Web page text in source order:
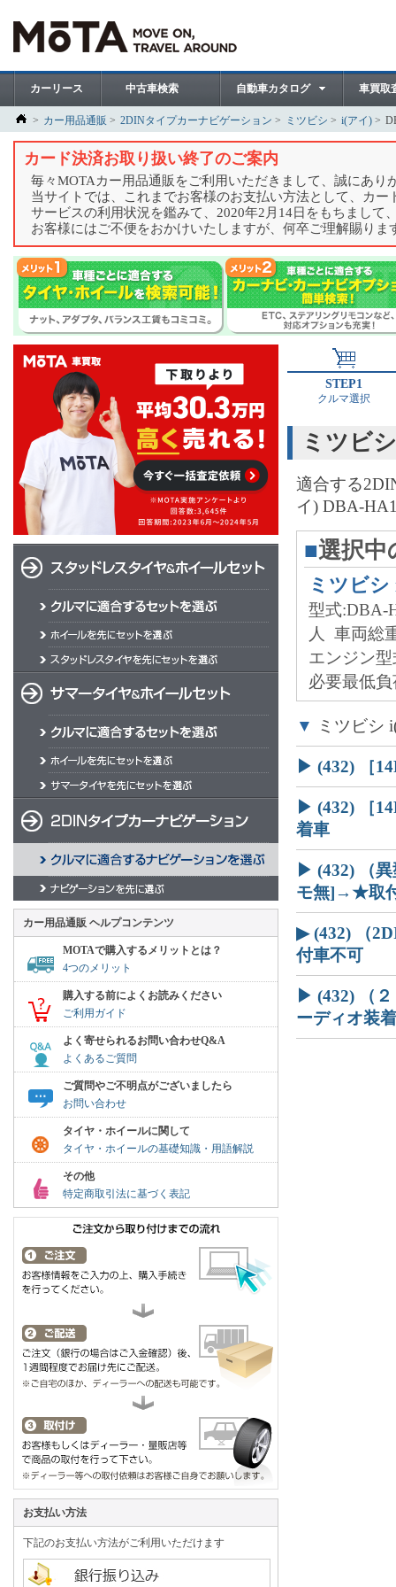
カーリース 中古車検索 自動車カタログ 車買取
カー用品通販 2DINタイプカーナビゲーション ミツビシ i(アイ)
カード決済お取り扱い終了のご案内
毎々MOTAカー用品通販をご利用いただきまして、誠にあり
当サイトでは、これまでお客様のお支払い方法として、カ
サービスの利用状況を鑑みて、2020年2月14日をもちまし
お客様にはご不便をおかけいたしますが、何卒ご理解賜りま
カー用品通販 ヘルプコンテンツ
MOTAで購入するメリットとは？
4つのメリット
購入する前によくお読みください
ご利用ガイド
よく寄せられるお問い合わせQ&A
よくあるご質問
ご質問やご不明点がございましたら
お問い合わせ
タイヤ・ホイールに関して
タイヤ・ホイールの基礎知識・用語解説
その他
特定商取引法に基づく表記
お支払い方法
下記のお支払い方法がご利用いただけます
STEP1
クルマ選択
ミツビ
適合する
イ) DBA-
■選択中
ミツビ
型式:DBA-
人
車両総
エンジン
必要最低
▼ ミツビシ
▶ (432) ［
▶ (432) ［
着車
▶ (432) （
モ無]→★取
▶ (432) （
付車不可
▶ (432) （
ーディオ装